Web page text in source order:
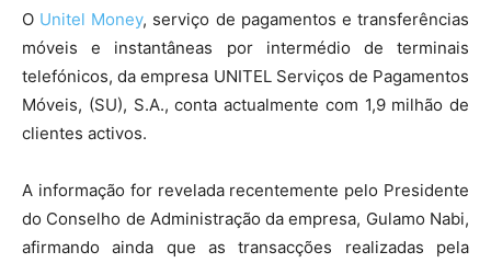
O Unitel Money, serviço de pagamentos e transferências
móveis e instantâneas por intermédio de terminais
telefónicos, da empresa UNITEL Serviços de Pagamentos
Móveis, (SU), S.A., conta actualmente com 1,9 milhão de
clientes activos.
A informação for revelada recentemente pelo Presidente
do Conselho de Administração da empresa, Gulamo Nabi,
afirmando ainda que as transacções realizadas pela